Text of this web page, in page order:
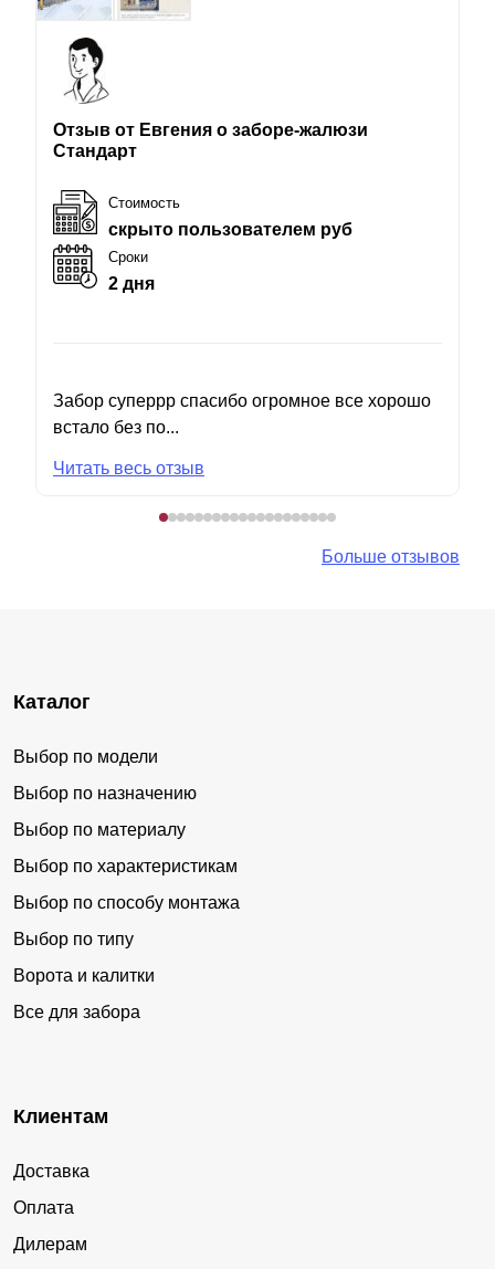
Отзыв от Евгения о заборе-жалюзи
Стандарт
Стоимость
скрыто пользователем руб
Сроки
2 дня
Забор суперрр спасибо огромное все хорошо
встало без по...
Читать весь отзыв
Больше отзывов
Каталог
Выбор по модели
Выбор по назначению
Выбор по материалу
Выбор по характеристикам
Выбор по способу монтажа
Выбор по типу
Ворота и калитки
Все для забора
Клиентам
Доставка
Оплата
Дилерам